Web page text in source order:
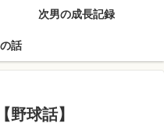
次男の成長記録
話
野球話】